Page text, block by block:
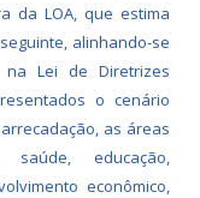
da LOA, que estima
alinhando-se
Lei de Diretrizes
o cenário
as áreas
educação,
econômico,